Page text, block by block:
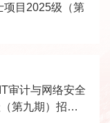
目2025级（第
审计与网络安全
第九期）招生